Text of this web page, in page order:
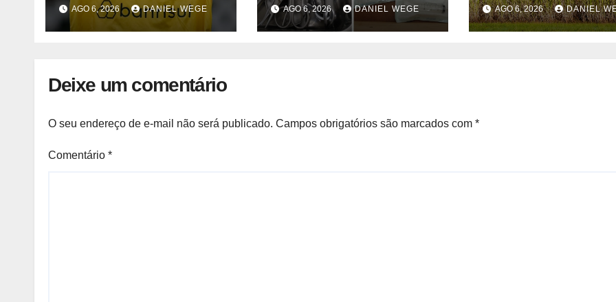
AGO 6, 2026 DANIEL WEGE
Campinas superam
2025
AGO 6, 2026 DANIEL WEGE
quinzenas de
AGO 6, 2026 DANIEL
Deixe um comentário
O seu endereço de e-mail não será publicado. Campos obrigatórios são marcados com *
Comentário *